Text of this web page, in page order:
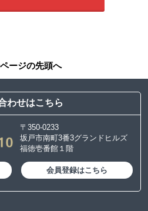
ージの先頭へ
わせはこちら
〒350-0233
坂戸市南町3番3グランドヒルズ
福徳壱番館１階
会員登録はこちら